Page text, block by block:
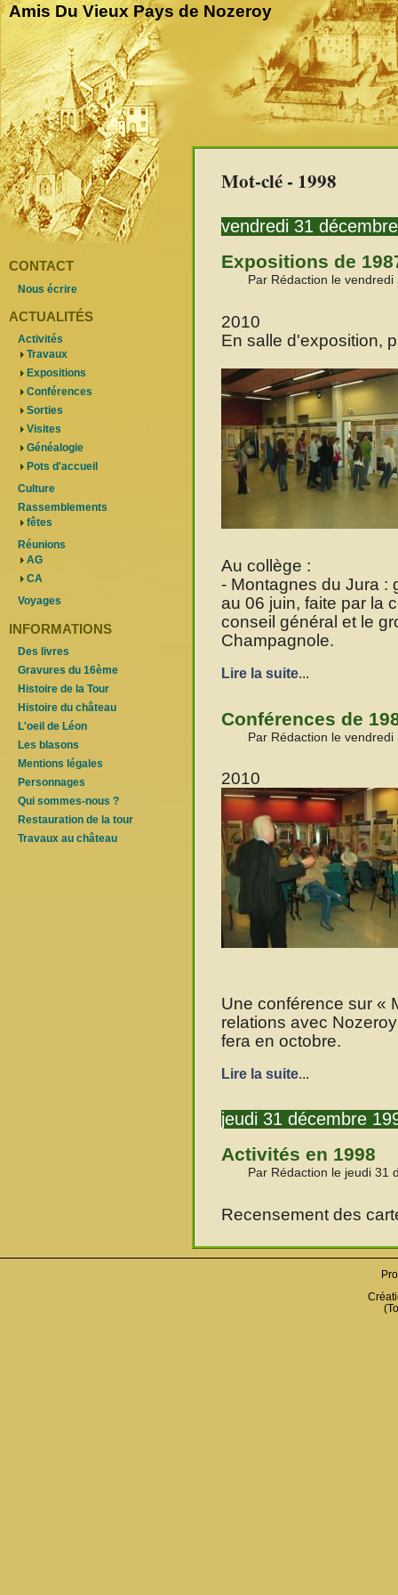
Amis Du Vieux Pays de Nozeroy
Mot-clé - 1998
vendredi 31
Expositions de
Par Rédaction le
2010
En salle d'exposition,
Au collège :
- Montagnes du Jura :
au 06 juin, faite par la
conseil général et le
Champagnole.
Lire la suite...
Conférences de
Par Rédaction le
2010
Une conférence sur «
relations avec
fera en octobre.
Lire la suite...
jeudi 31 décembre
Activités en 1998
Par Rédaction le jeudi 31
Recensement des
CONTACT
Nous écrire
ACTUALITÉS
Activités
Travaux
Expositions
Conférences
Sorties
Visites
Généalogie
Pots d'accueil
Culture
Rassemblements
fêtes
Réunions
AG
CA
Voyages
INFORMATIONS
Des livres
Gravures du 16ème
Histoire de la Tour
Histoire du château
L'oeil de Léon
Les blasons
Mentions légales
Personnages
Qui sommes-nous ?
Restauration de la tour
Travaux au château